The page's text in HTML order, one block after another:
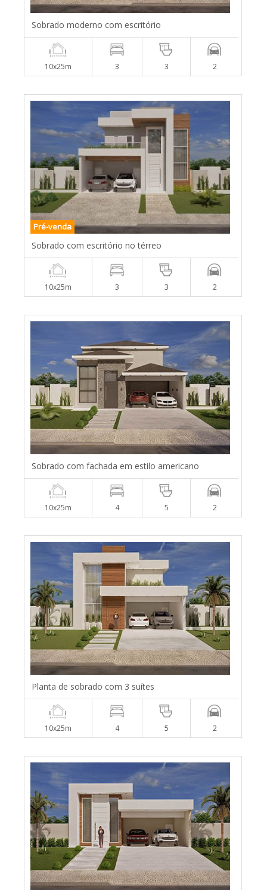
Sobrado moderno com escritório
10x25m 3 3 2
Pré-venda
Sobrado com escritório no térreo
10x25m 3 3 2
Sobrado com fachada em estilo americano
10x25m 4 5 2
Planta de sobrado com 3 suítes
10x25m 4 5 2